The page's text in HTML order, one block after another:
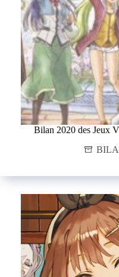
Bilan 2020 des Jeux